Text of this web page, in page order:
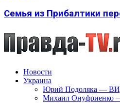
Семья из Прибалтики
Новости
Украина
Юрий Подоляка —
Михаил Онуфриенко